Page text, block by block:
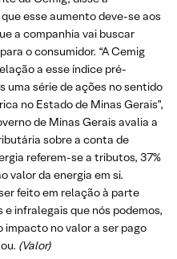
esse aumento deve-se aos
a companhia vai buscar
o consumidor. “A Cemig
a esse índice pré-
uma série de ações no sentido
no Estado de Minas Gerais”,
de Minas Gerais avalia a
sobre a conta de
referem-se a tributos, 37%
valor da energia em si.
feito em relação à parte
infralegais que nós podemos,
impacto no valor a ser pago
(Valor)